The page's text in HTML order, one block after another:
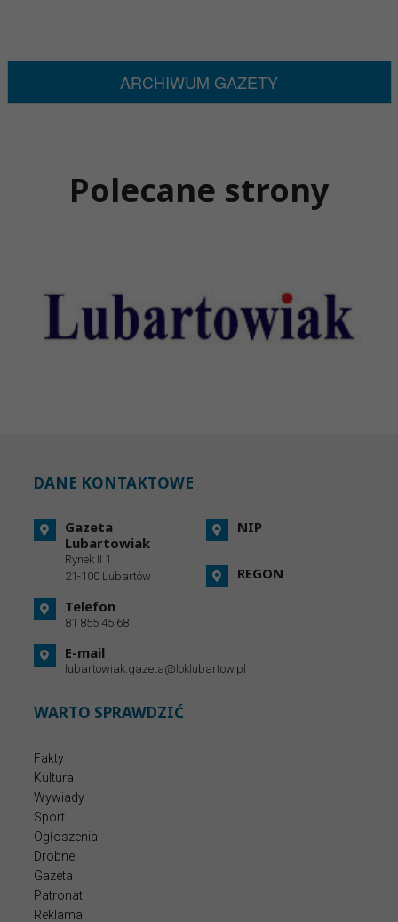
ARCHIWUM GAZETY
Polecane strony
DANE KONTAKTOWE
Gazeta
Lubartowiak
Rynek II 1
21-100 Lubartów
Telefon
81 855 45 68
E-mail
lubartowiak.gazeta@loklubartow.pl
NIP
REGON
WARTO SPRAWDZIĆ
Fakty
Kultura
Wywiady
Sport
Ogłoszenia
Drobne
Gazeta
Patronat
Reklama